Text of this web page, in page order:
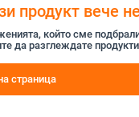
продукт вече
който сме
да разглеждате
страница